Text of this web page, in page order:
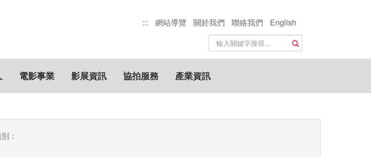
::: 網站導覽 關於我們 聯絡我們
English
站
內
搜
尋
關
鍵
搜尋
電影事業 影展資訊 協拍服務 產業資訊
：